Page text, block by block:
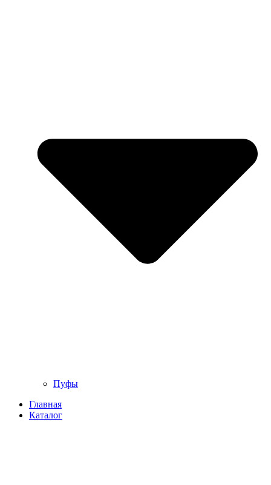
Пуфы
Главная
Каталог